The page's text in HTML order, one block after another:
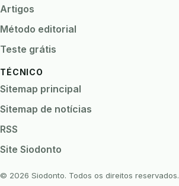
Artigos
Método editorial
Teste grátis
TÉCNICO
Sitemap principal
Sitemap de notícias
RSS
Site Siodonto
© 2026 Siodonto. Todos os direitos reservados.